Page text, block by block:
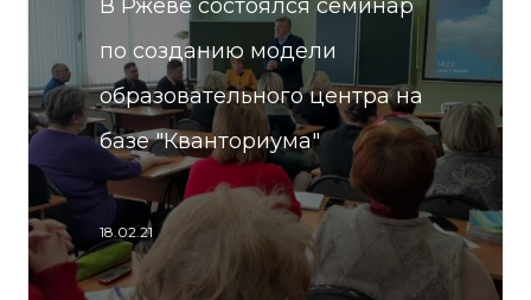
В Ржеве состоялся семинар
по созданию модели
образовательного центра на
базе "Кванториума"
18.02.21